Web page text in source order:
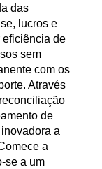
das
lucros e
eficiência de
sem
com os
Através
de
a
a
se a um